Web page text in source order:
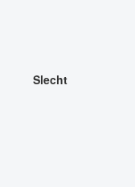
Slecht